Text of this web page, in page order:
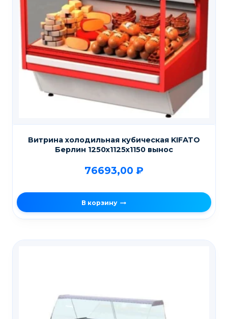
Витрина холодильная кубическая KIFATO
Берлин 1250х1125х1150 вынос
76693,00 ₽
В корзину